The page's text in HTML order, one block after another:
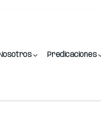
Predicaciones